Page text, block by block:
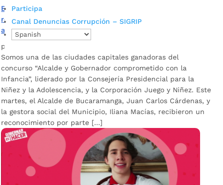
Participa
Canal Denuncias Corrupción – SIGRIP
Bucaramanga es una de las tres ciudades capitales
reconocidas por su compromiso por la niñez y
adolescencia
por
Somos una de las ciudades capitales ganadoras del
concurso “Alcalde y Gobernador comprometido con la
Infancia”, liderado por la Consejería Presidencial para la
Niñez y la Adolescencia, y la Corporación Juego y Niñez. Este
martes, el Alcalde de Bucaramanga, Juan Carlos Cárdenas, y
la gestora social del Municipio, Iliana Macías, recibieron un
reconocimiento por parte […]